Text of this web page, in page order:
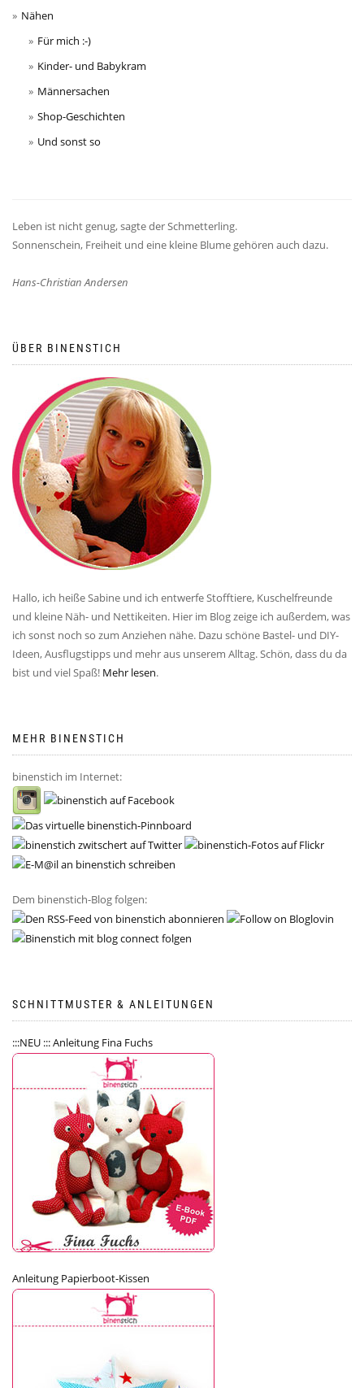
Nähen
Für mich :-)
Kinder- und Babykram
Männersachen
Shop-Geschichten
Und sonst so
Leben ist nicht genug, sagte der Schmetterling.
Sonnenschein, Freiheit und eine kleine Blume gehören auch dazu.
Hans-Christian Andersen
ÜBER BINENSTICH
Hallo, ich heiße Sabine und ich entwerfe Stofftiere, Kuschelfreunde
und kleine Näh- und Nettikeiten. Hier im Blog zeige ich außerdem, was
ich sonst noch so zum Anziehen nähe. Dazu schöne Bastel- und DIY-
Ideen, Ausflugstipps und mehr aus unserem Alltag. Schön, dass du da
bist und viel Spaß! Mehr lesen.
MEHR BINENSTICH
binenstich im Internet:
Dem binenstich-Blog folgen:
SCHNITTMUSTER & ANLEITUNGEN
:::NEU ::: Anleitung Fina Fuchs
Anleitung Papierboot-Kissen